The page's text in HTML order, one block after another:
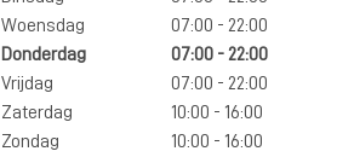
Woensdag
07:00 - 22:00
Donderdag
07:00 - 22:00
Vrijdag
07:00 - 22:00
Zaterdag
10:00 - 16:00
Zondag
10:00 - 16:00